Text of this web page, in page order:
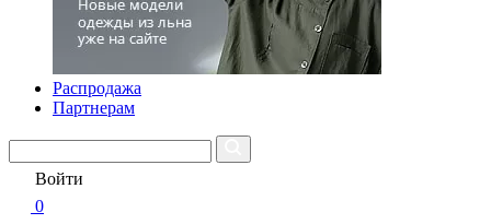
Распродажа
Партнерам
Войти
0